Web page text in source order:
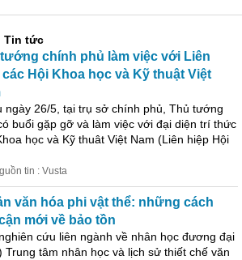
Tin tức
chính phủ làm việc với Liên
các Hội Khoa học và Kỹ thuật Việt
ngày 26/5, tại trụ sở chính phủ, Thủ tướng
buổi gặp gỡ và làm việc với đại diện trí thức
học và Kỹ thuât Việt Nam (Liên hiệp Hội
tin : Vusta
văn hóa phi vật thể: những cách
mới về bảo tồn
cứu liên ngành về nhân học đương đại
Trung tâm nhân học và lịch sử thiết chế văn